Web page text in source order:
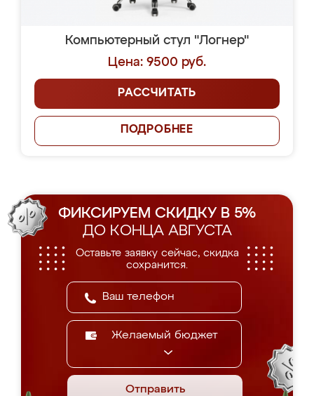
Компьютерный стул "Логнер"
Цена: 9500 руб.
РАССЧИТАТЬ
ПОДРОБНЕЕ
ФИКСИРУЕМ СКИДКУ В 5%
ДО КОНЦА АВГУСТА
Оставьте заявку сейчас, скидка
сохранится.
Желаемый бюджет
Отправить